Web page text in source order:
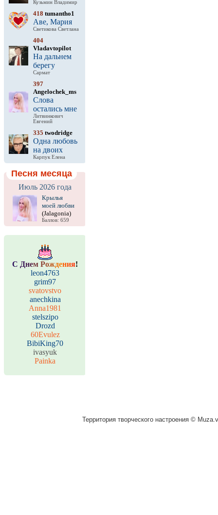
Кузьмин Владимир
418 tumantho1
Аве, Мария
Светикова Светлана
404
Vladavtopilot
На дальнем
берегу
Сармат
397
Angelochek_ms
Слова
остались мне
Литвинкович
Евгений
335 twodridge
Одна любовь
на двоих
Карпук Елена
Песня месяца
Июль 2026 года
Крылья
моей любви
(Jalagonia)
Баллов: 659
С Днем Рождения!
leon4763
grim97
svatovstvo
anechkina
Anna1981
stelszipo
Drozd
60Evulez
BibiKing70
ivasyuk
Painka
Территория творческого настроения ©